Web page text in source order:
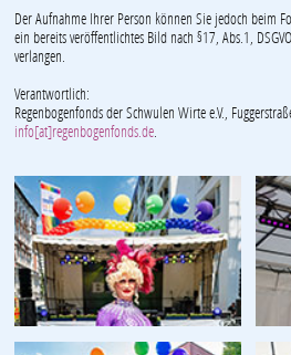
Der Aufnahme Ihrer Person können Sie jedoch beim
ein bereits veröffentlichtes Bild nach §17, Abs.1,
verlangen.
Verantwortlich:
Regenbogenfonds der Schwulen Wirte e.V.,
info[at]regenbogenfonds.de.